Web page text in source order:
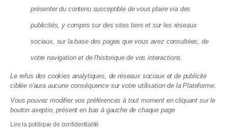
Matera SAS - 8, Cité Paradis, 75010 Paris
La société Matera, société par action simplifiée, au capital de 72
083,03 €, dont le siège se situe 8 cité Paradis Paris (75010),
l’Autorité de Contrôle Prudentiel et de Résolution (ACPR), sous le
numéro 88276, enregistrement consultable dans le Registre
des agents financiers (www.regafi.fr) en tant qu’Agent de
services de paiement de l’établissement de monnaie
électronique Treezor (CIB 16798), dont le siège social est situé
33 rue de Wagram 75017 Paris. Matera est immatriculée à
l'ORIAS sous le numéro 19004585 en qualité de courtier en
présenter du contenu susceptible de vous plaire via des
publicités, y compris sur des sites tiers et sur les réseaux
sociaux, sur la base des pages que vous avez consultées, de
votre navigation et de l'historique de vos interactions.
Le refus des cookies analytiques, de réseaux sociaux et de publicité
ciblée n'aura aucune conséquence sur votre utilisation de la Plateforme.
Vous pouvez modifier vos préférences à tout moment en cliquant sur le
bouton axeptio, présent en bas à gauche de chaque page
Lire la politique de confidentialité